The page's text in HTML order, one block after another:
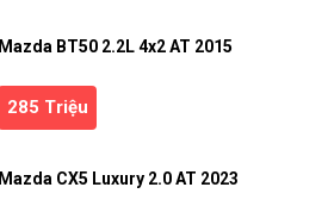
Mazda BT50 2.2L 4x2 AT 2015
285 Triệu
Mazda CX5 Luxury 2.0 AT 2023